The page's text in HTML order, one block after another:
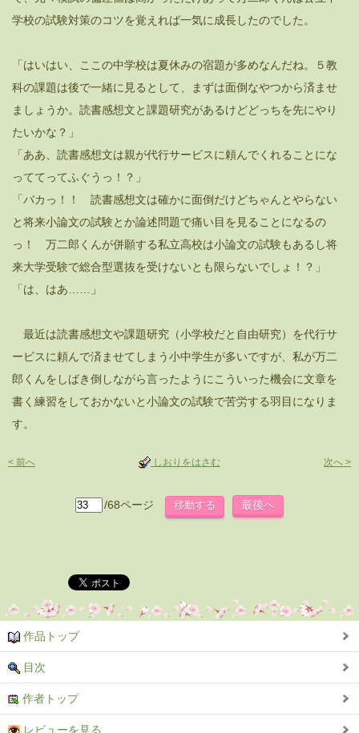
学校の試験対策のコツを覚えれば一気に成長したのでした。
「はいはい、ここの中学校は夏休みの宿題が多めなんだね。５教
科の課題は後で一緒に見るとして、まずは面倒なやつから済ませ
ましょうか。読書感想文と課題研究があるけどどっちを先にやり
たいかな？」
「ああ、読書感想文は親が代行サービスに頼んでくれることにな
っててってふぐうっ！？」
「バカっ！！ 読書感想文は確かに面倒だけどちゃんとやらない
と将来小論文の試験とか論述問題で痛い目を見ることになるの
っ！ 万二郎くんが併願する私立高校は小論文の試験もあるし将
来大学受験で総合型選抜を受けないとも限らないでしょ！？」
「は、はあ……」
最近は読書感想文や課題研究（小学校だと自由研究）を代行サ
ービスに頼んで済ませてしまう小中学生が多いですが、私が万二
郎くんをしばき倒しながら言ったようにこういった機会に文章を
書く練習をしておかないと小論文の試験で苦労する羽目になりま
す。
< 前へ しおりをはさむ 次へ >
/68ページ 最後へ
作品トップ
目次
作者トップ
レビューを見る